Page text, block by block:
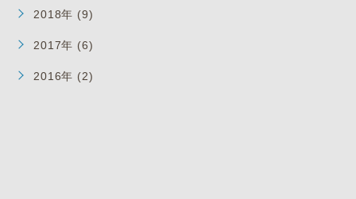
2018年 (9)
2017年 (6)
2016年 (2)